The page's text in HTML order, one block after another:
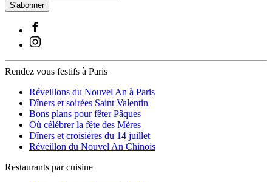
S'abonner
Rendez vous festifs à Paris
Réveillons du Nouvel An à Paris
Dîners et soirées Saint Valentin
Bons plans pour fêter Pâques
Où célébrer la fête des Mères
Dîners et croisières du 14 juillet
Réveillon du Nouvel An Chinois
Restaurants par cuisine